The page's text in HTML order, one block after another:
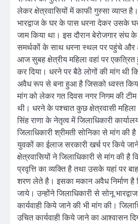
लेकर क्षेत्रवासियों में काफी गुस्सा व्याप्त
भारद्वाज के घर के पास धरना देकर उसके
जाम किया था। इस दौरान बेरोजगार संघ के
समर्थकों के साथ धरना स्थल पर पहुंचे और
आज सुबह क्षेत्रीय महिला वहां पर
कर दिया। धरने पर बैठे लोगों की मांग थी
अवैध रूप से बना हुआ है जिसको ध्वस्त
मांग को लेकर गत दिवस नगर निगम की टीम
थी। धरने के पश्चात कुछ क्षेत्रवासी महिला
सिंह राणा के नेतृत्व में जिलाधिकारी
जिलाधिकारी श्रीमती सोनिका से मांग की
युवकों का ईलाज सरकारी खर्च पर किये
क्षेत्रवासियों ने जिलाधिकारी से मांग की है
प्रवृत्ति का व्यक्ति है तथा उसके यहां पर
शरण लेते है। इसका मकान अवैध निर्माण है
जाये। उन्होंने जिलाधिकारी से सोनू
कार्यवाही किये जाने की भी मांग की।
उचित कार्यवाही किये जाने का आश्वासन